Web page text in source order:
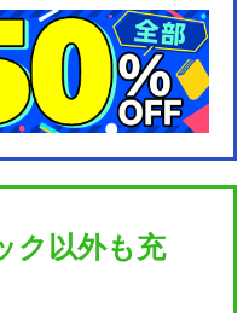
ク以外も充